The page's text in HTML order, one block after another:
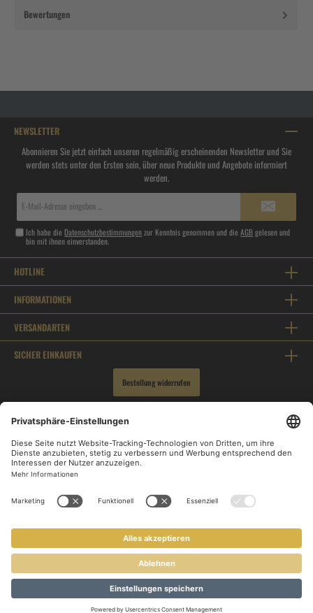
Bewertungen
NEWSLETTER
Abonnieren Sie jetzt einfach unseren regelmäßig erscheinenden Newsletter und Sie
werden stets unter den Ersten sein, über neue Produkte und Angebote informiert
werden.
Ich habe die Datenschutzbestimmungenzur Kenntnis genommen und dieAGBgelesen und
bin mit ihnen einverstanden.
HOTLINE
INFORMATIONEN
VERSANDARTEN
SICHER EINKAUFEN
Bestellung widerrufen
* Alle Preise inkl. gesetzl. Mehrwertsteuer zzgl.Versandkostenund ggf. Nachnahmegebühren,
wenn nicht anders angegeben.
© 2026 LAKEDAY - Alle Rechte vorbehalten.